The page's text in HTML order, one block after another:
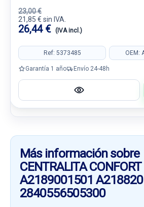
23,00 €
21,85 € sin IVA.
26,44 € (IVA incl.)
Ref: 5373485 OEM:
Garantía 1 año Envío 24-48h
Más información sobre
CENTRALITA CONFORT
A2189001501
2840556505300